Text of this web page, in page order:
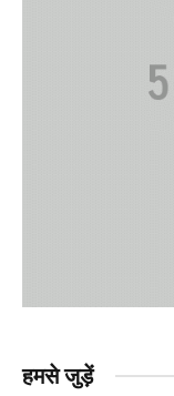
हमसे जुड़ें